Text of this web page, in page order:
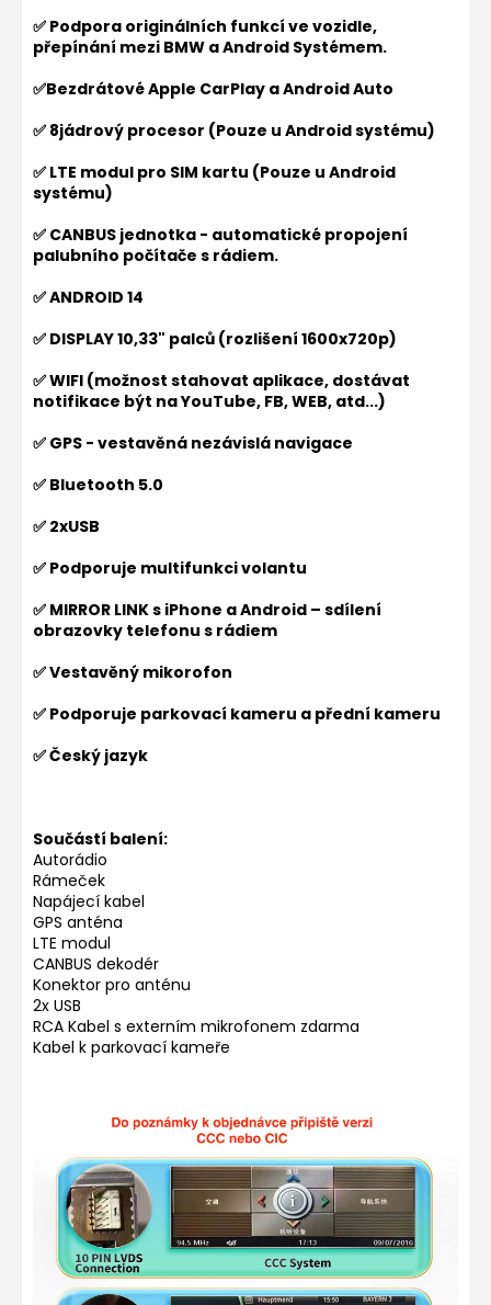
✅ Podpora originálních funkcí ve vozidle,
přepínání mezi BMW a Android Systémem.
✅Bezdrátové Apple CarPlay a Android Auto
✅ 8jádrový procesor (Pouze u Android systému)
✅ LTE modul pro SIM kartu (Pouze u Android
systému)
✅ CANBUS jednotka - automatické propojení
palubního počítače s rádiem.
✅ ANDROID 14
✅ DISPLAY 10,33" palců (rozlišení 1600x720p)
✅ WIFI (možnost stahovat aplikace, dostávat
notifikace být na YouTube, FB, WEB, atd...)
✅ GPS - vestavěná nezávislá navigace
✅ Bluetooth 5.0
✅ 2xUSB
✅ Podporuje multifunkci volantu
✅ MIRROR LINK s iPhone a Android – sdílení
obrazovky telefonu s rádiem
✅ Vestavěný mikorofon
✅ Podporuje parkovací kameru a přední kameru
✅ Český jazyk
Součástí balení:
Autorádio
Rámeček
Napájecí kabel
GPS anténa
LTE modul
CANBUS dekodér
Konektor pro anténu
2x USB
RCA Kabel s externím mikrofonem zdarma
Kabel k parkovací kameře